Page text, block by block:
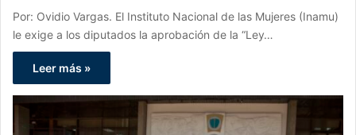
Por: Ovidio Vargas. El Instituto Nacional de las Mujeres (Inamu)
le exige a los diputados la aprobación de la “Ley…
Leer más »